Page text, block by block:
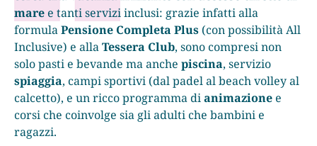
maree tanti servizi inclusi: grazie infatti alla
formulaPensione Completa Plus (con possibilità All
Inclusive) e allaTessera Club, sono compresi non
solo pasti e bevande ma anche piscina, servizio
spiaggia, campi sportivi (dal padel al beach volley al
calcetto), e un ricco programma dianimazionee
corsi che coinvolge sia gli adulti che bambini e
ragazzi.